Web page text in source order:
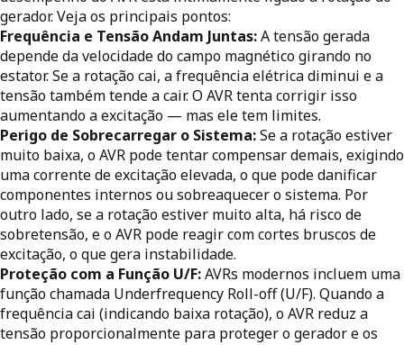
gerador. Veja os principais pontos:
Frequência e Tensão Andam Juntas:A tensão gerada
depende da velocidade do campo magnético girando no
estator. Se a rotação cai, a frequência elétrica diminui e a
tensão também tende a cair. O AVR tenta corrigir isso
aumentando a excitação — mas ele tem limites.
Perigo de Sobrecarregar o Sistema:Se a rotação estiver
muito baixa, o AVR pode tentar compensar demais, exigindo
uma corrente de excitação elevada, o que pode danificar
componentes internos ou sobreaquecer o sistema. Por
outro lado, se a rotação estiver muito alta, há risco de
sobretensão, e o AVR pode reagir com cortes bruscos de
excitação, o que gera instabilidade.
Proteção com a Função U/F:AVRs modernos incluem uma
função chamada Underfrequency Roll-off (U/F). Quando a
frequência cai (indicando baixa rotação), o AVR reduz a
tensão proporcionalmente para proteger o gerador e os